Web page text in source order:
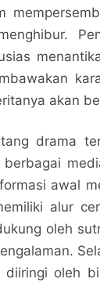
akan
drama
berbagai
awal
alur
oleh
oleh